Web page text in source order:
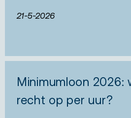
21-5-2026
Minimumloon 2026:
recht op per uur?